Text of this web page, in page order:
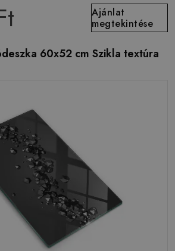
Ajánlat
megtekintése
60x52 cm Szikla textúra